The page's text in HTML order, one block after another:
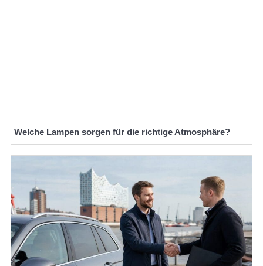
Welche Lampen sorgen für die richtige Atmosphäre?